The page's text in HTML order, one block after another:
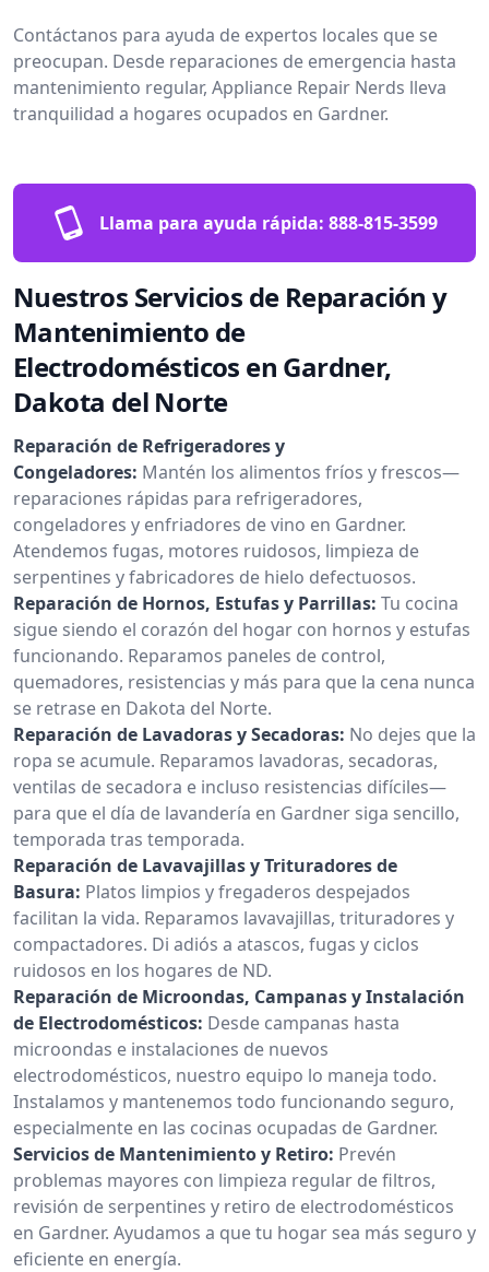
Contáctanos para ayuda de expertos locales que se
preocupan. Desde reparaciones de emergencia hasta
mantenimiento regular, Appliance Repair Nerds lleva
tranquilidad a hogares ocupados en Gardner.
Llama para ayuda rápida: 888-815-3599
Nuestros Servicios de Reparación y
Mantenimiento de
Electrodomésticos en Gardner,
Dakota del Norte
Reparación de Refrigeradores y
Congeladores: Mantén los alimentos fríos y frescos—
reparaciones rápidas para refrigeradores,
congeladores y enfriadores de vino en Gardner.
Atendemos fugas, motores ruidosos, limpieza de
serpentines y fabricadores de hielo defectuosos.
Reparación de Hornos, Estufas y Parrillas: Tu cocina
sigue siendo el corazón del hogar con hornos y estufas
funcionando. Reparamos paneles de control,
quemadores, resistencias y más para que la cena nunca
se retrase en Dakota del Norte.
Reparación de Lavadoras y Secadoras: No dejes que la
ropa se acumule. Reparamos lavadoras, secadoras,
ventilas de secadora e incluso resistencias difíciles—
para que el día de lavandería en Gardner siga sencillo,
temporada tras temporada.
Reparación de Lavavajillas y Trituradores de
Basura: Platos limpios y fregaderos despejados
facilitan la vida. Reparamos lavavajillas, trituradores y
compactadores. Di adiós a atascos, fugas y ciclos
ruidosos en los hogares de ND.
Reparación de Microondas, Campanas y Instalación
de Electrodomésticos: Desde campanas hasta
microondas e instalaciones de nuevos
electrodomésticos, nuestro equipo lo maneja todo.
Instalamos y mantenemos todo funcionando seguro,
especialmente en las cocinas ocupadas de Gardner.
Servicios de Mantenimiento y Retiro: Prevén
problemas mayores con limpieza regular de filtros,
revisión de serpentines y retiro de electrodomésticos
en Gardner. Ayudamos a que tu hogar sea más seguro y
eficiente en energía.